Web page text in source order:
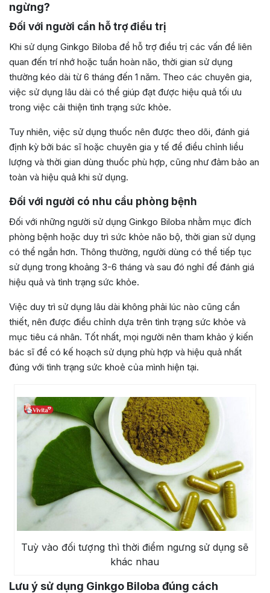
ngừng?
Đối với người cần hỗ trợ điều trị
Khi sử dụng Ginkgo Biloba để hỗ trợ điều trị các vấn đề liên
quan đến trí nhớ hoặc tuần hoàn não, thời gian sử dụng
thường kéo dài từ 6 tháng đến 1 năm. Theo các chuyên gia,
việc sử dụng lâu dài có thể giúp đạt được hiệu quả tối ưu
trong việc cải thiện tình trạng sức khỏe.
Tuy nhiên, việc sử dụng thuốc nên được theo dõi, đánh giá
định kỳ bởi bác sĩ hoặc chuyên gia y tế để điều chỉnh liều
lượng và thời gian dùng thuốc phù hợp, cũng như đảm bảo an
toàn và hiệu quả khi sử dụng.
Đối với người có nhu cầu phòng bệnh
Đối với những người sử dụng Ginkgo Biloba nhằm mục đích
phòng bệnh hoặc duy trì sức khỏe não bộ, thời gian sử dụng
có thể ngắn hơn. Thông thường, người dùng có thể tiếp tục
sử dụng trong khoảng 3-6 tháng và sau đó nghỉ để đánh giá
hiệu quả và tình trạng sức khỏe.
Việc duy trì sử dụng lâu dài không phải lúc nào cũng cần
thiết, nên được điều chỉnh dựa trên tình trạng sức khỏe và
mục tiêu cá nhân. Tốt nhất, mọi người nên tham khảo ý kiến
bác sĩ để có kế hoạch sử dụng phù hợp và hiệu quả nhất
đúng với tình trạng sức khoẻ của mình hiện tại.
Tuỳ vào đối tượng thì thời điểm ngưng sử dụng sẽ
khác nhau
Lưu ý sử dụng Ginkgo Biloba đúng cách